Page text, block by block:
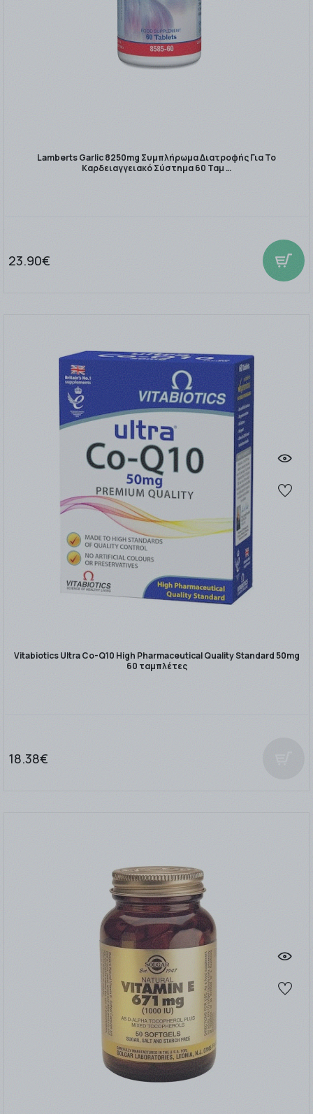
Lamberts Garlic 8250mg Συμπλήρωμα Διατροφής Για Το
Καρδειαγγειακό Σύστημα 60 Ταμ …
23.90€
Vitabiotics Ultra Co-Q10 High Pharmaceutical Quality Standard 50mg
60 ταμπλέτες
18.38€